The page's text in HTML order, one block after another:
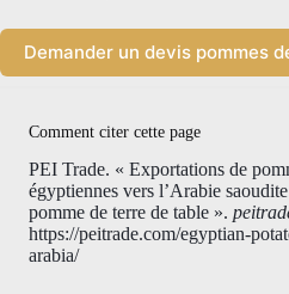
Demander un devis pommes
Comment citer cette page
PEI Trade. « Exportations de
égyptiennes vers l’Arabie
pomme de terre de table ».
https://peitrade.com/egyptian-
arabia/